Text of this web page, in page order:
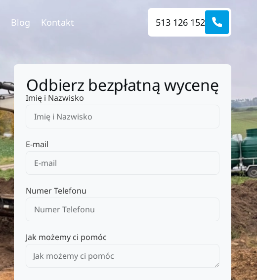
Blog Kontakt 513 126 152
Odbierz bezpłatną wycenę
Imię i Nazwisko
E-mail
Numer Telefonu
Jak możemy ci pomóc